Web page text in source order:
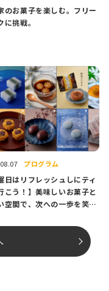
のお菓子を楽しむ。フリー
に挑戦。
プログラム
日はリフレッシュしにティ
こう！】美味しいお菓子と
空間で、次への一歩を笑顔